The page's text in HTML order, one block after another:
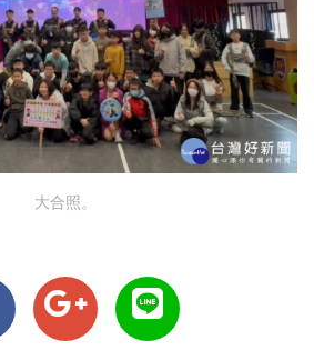
大合照。